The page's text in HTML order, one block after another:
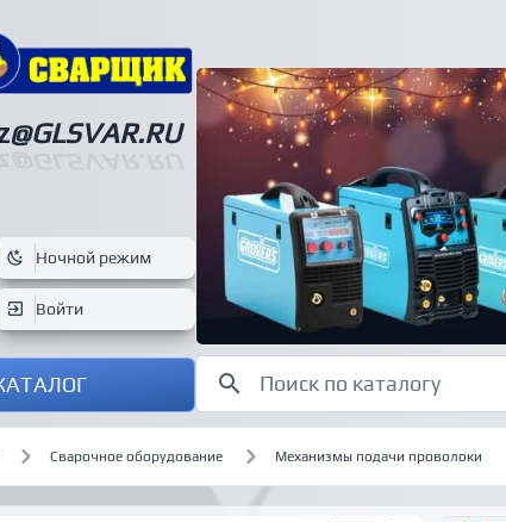
@GLSVAR.RU
Ночной режим
Войти
Сварочное оборудование Механизмы подачи проволоки